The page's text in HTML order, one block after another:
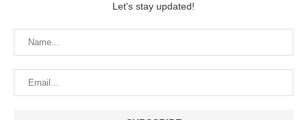
Let's stay updated!